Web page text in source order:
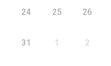
24 25 26
31 1 2